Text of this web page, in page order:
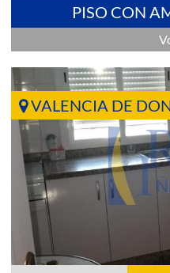
PISO CON
VALENCIA DE